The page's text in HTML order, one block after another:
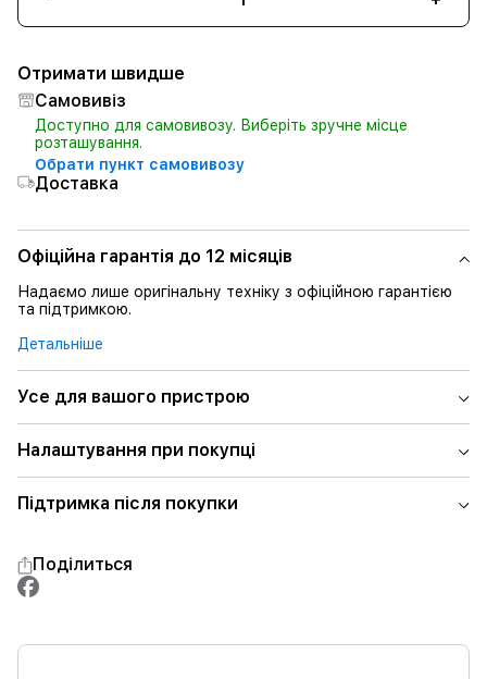
Отримати швидше
Самовивіз
Доступно для самовивозу. Виберіть зручне місце
розташування.
Обрати пункт самовивозу
Доставка
Офіційна гарантія до 12 місяців
Надаємо лише оригінальну техніку з офіційною гарантією
та підтримкою.
Детальніше
Усе для вашого пристрою
Налаштування при покупці
Підтримка після покупки
Поділиться